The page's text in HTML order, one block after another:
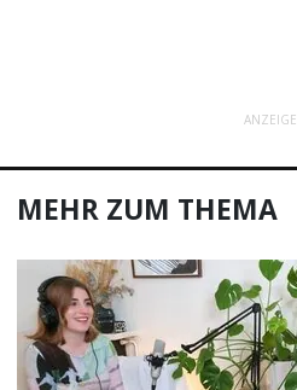
ANZEIGE
MEHR ZUM THEMA